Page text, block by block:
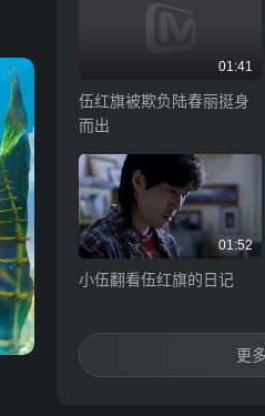
01:41
伍红旗被欺负陆春丽挺身
而出
01:52
小伍翻看伍红旗的日记
更